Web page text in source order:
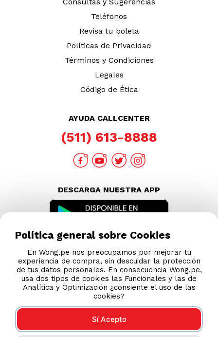
Teléfonos
Revisa tu boleta
Políticas de Privacidad
Términos y Condiciones
Legales
Código de Ética
AYUDA CALLCENTER
(511) 613-8888
DESCARGA NUESTRA APP
Política general sobre Cookies
En Wong.pe nos preocupamos por mejorar tu
experiencia de compra, sin descuidar la protección
de tus datos personales. En consecuencia Wong.pe,
usa dos tipos de cookies las Funcionales y las de
Analítica y Optimización ¿consiente el uso de las
cookies?
Sí Acepto